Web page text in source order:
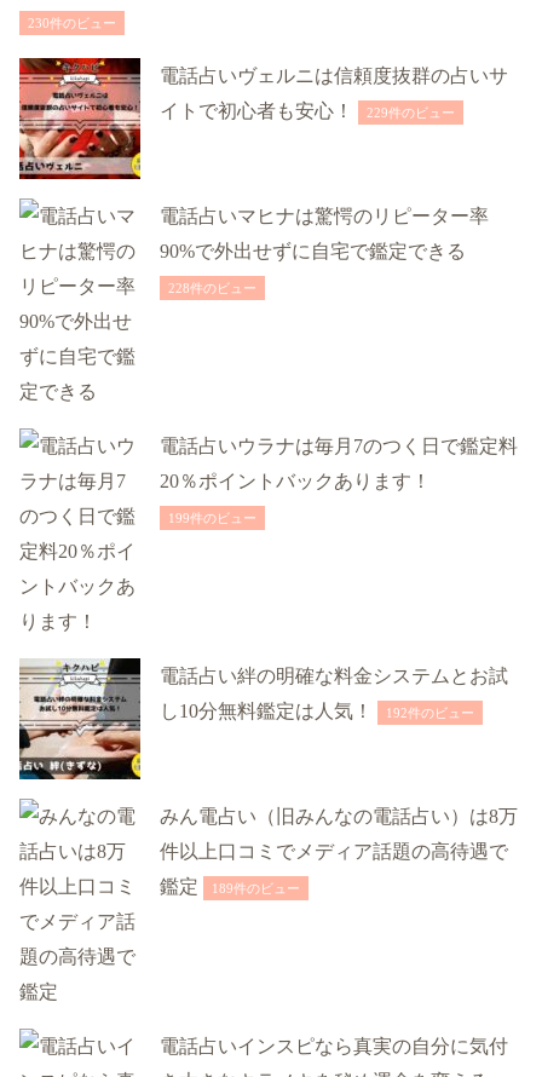
230件のビュー
電話占いヴェルニは信頼度抜群の占いサ
イトで初心者も安心！
229件のビュー
電話占いマヒナは驚愕のリピーター率
90%で外出せずに自宅で鑑定できる
228件のビュー
電話占いウラナは毎月7のつく日で鑑定料
20％ポイントバックあります！
199件のビュー
電話占い絆の明確な料金システムとお試
し10分無料鑑定は人気！
192件のビュー
みん電占い（旧みんなの電話占い）は8万
件以上口コミでメディア話題の高待遇で
鑑定
189件のビュー
電話占いインスピなら真実の自分に気付